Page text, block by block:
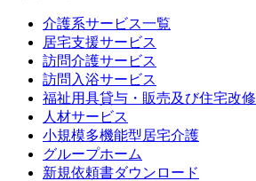
介護系サービス一覧
居宅支援サービス
訪問介護サービス
訪問入浴サービス
福祉用具貸与・販売及び住宅改修
人材サービス
小規模多機能型居宅介護
グループホーム
新規依頼書ダウンロード